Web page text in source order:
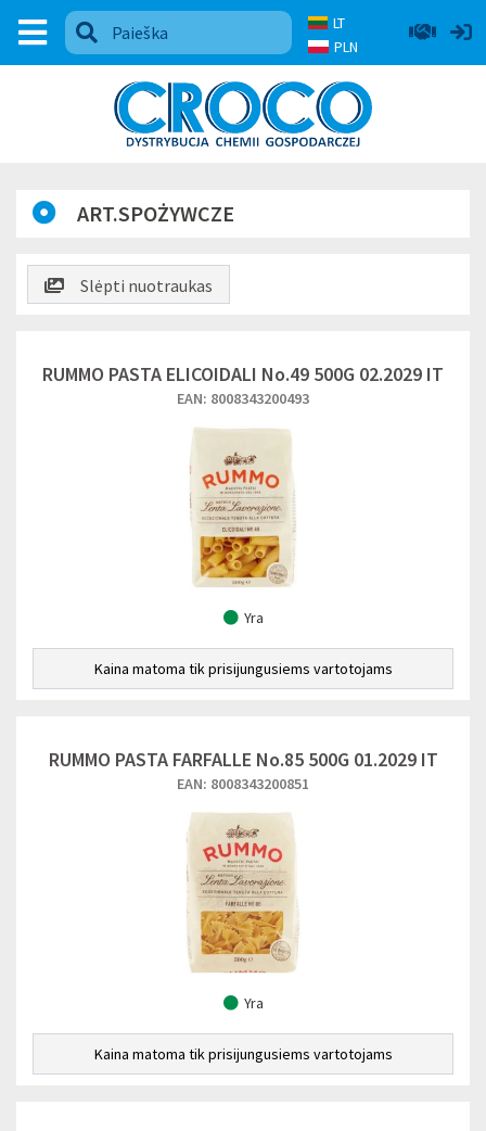
LT
PLN
ART.SPOŻYWCZE
Slėpti nuotraukas
RUMMO PASTA ELICOIDALI No.49 500G 02.2029 IT
EAN: 8008343200493
Yra
Kaina matoma tik prisijungusiems vartotojams
RUMMO PASTA FARFALLE No.85 500G 01.2029 IT
EAN: 8008343200851
Yra
Kaina matoma tik prisijungusiems vartotojams